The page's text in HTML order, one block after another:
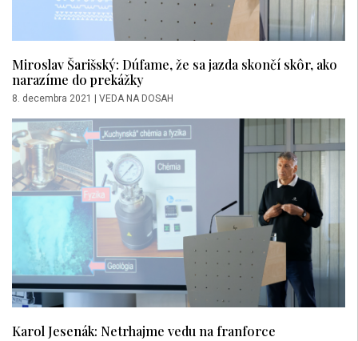
Miroslav Šarišský: Dúfame, že sa jazda skončí skôr, ako
narazíme do prekážky
8. decembra 2021 VEDA NA DOSAH
Karol Jesenák: Netrhajme vedu na franforce